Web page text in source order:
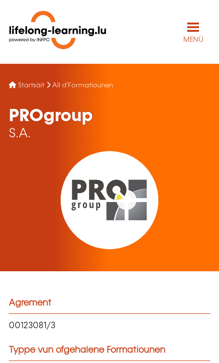
MENÜ
Startsäit All d'Formatiounen
PROgroup
S.A.
Agrement
00123081/3
Typpe vun ofgehalene Formatiounen